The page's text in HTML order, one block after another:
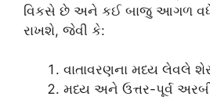
વિકસે છે અને કઈ બાજુ આગળ વધે
રાખશે, જેવી કે:
વાતાવરણના મધ્ય લેવલે
મધ્ય અને ઉત્તર-પૂર્વ